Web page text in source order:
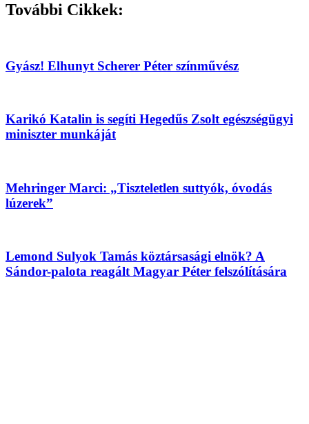
További Cikkek:
Gyász! Elhunyt Scherer Péter színművész
Karikó Katalin is segíti Hegedűs Zsolt egészségügyi
miniszter munkáját
Mehringer Marci: „Tiszteletlen suttyók, óvodás
lúzerek”
Lemond Sulyok Tamás köztársasági elnök? A
Sándor-palota reagált Magyar Péter felszólítására